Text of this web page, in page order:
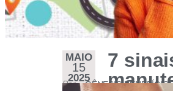
MAIO
15
2025
7
Por GÊNESIS